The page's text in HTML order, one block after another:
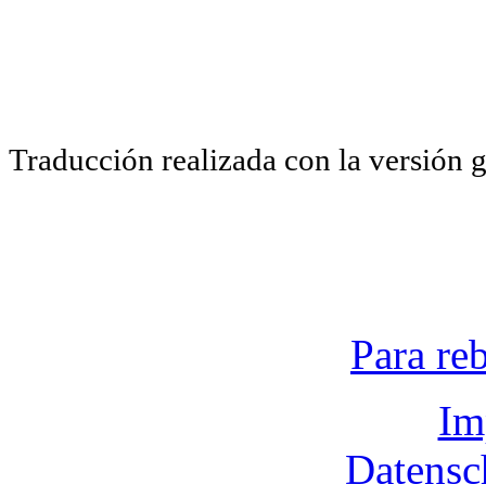
Traducción realizada con la versión
Para